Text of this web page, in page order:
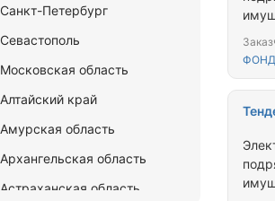
Санкт-Петербург
Севастополь
Московская область
Алтайский край
Амурская область
Архангельская область
Астраханская область